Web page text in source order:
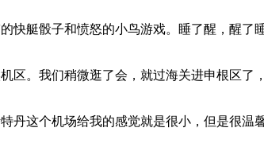
艇骰子和愤怒的小鸟游戏。睡了醒，醒了
区。我们稍微逛了会，就过海关进申根区了
这个机场给我的感觉就是很小，但是很温